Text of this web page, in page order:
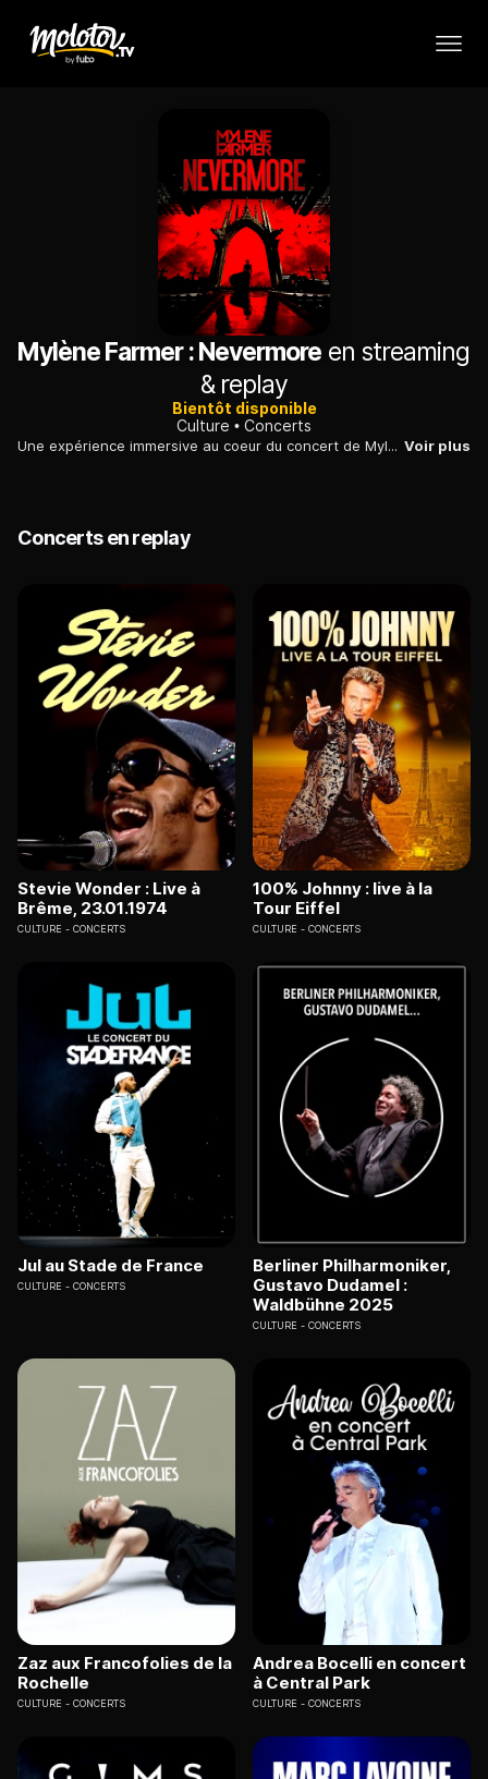
Mylène Farmer : Nevermore en streaming
& replay
Bientôt disponible
Culture
Concerts
Une expérience immersive au coeur du concert de Mylène Farmer pour la plus grande tournée des stades de l'histoire de la musique proposée en France par une artiste. Mylène Farmer profite de cette occasion pour fêter comme il se doit près de quatre décennies de présence sur la scène musicale. Voir plus
Concerts en replay
Stevie Wonder : Live à
Brême, 23.01.1974
CULTURE CONCERTS
100% Johnny : live à la
Tour Eiffel
CULTURE CONCERTS
Jul au Stade de France
CULTURE CONCERTS
Berliner Philharmoniker,
Gustavo Dudamel :
Waldbühne 2025
CULTURE CONCERTS
Zaz aux Francofolies de la
Rochelle
CULTURE CONCERTS
Andrea Bocelli en concert
à Central Park
CULTURE CONCERTS